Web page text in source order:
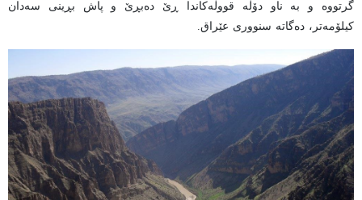
گرتووە و بە ناو دۆڵە قووڵەکاندا ڕێ دەبڕێ و پاش بڕینی سەدان
کیلۆمەتر، دەگاتە سنووری عێراق.